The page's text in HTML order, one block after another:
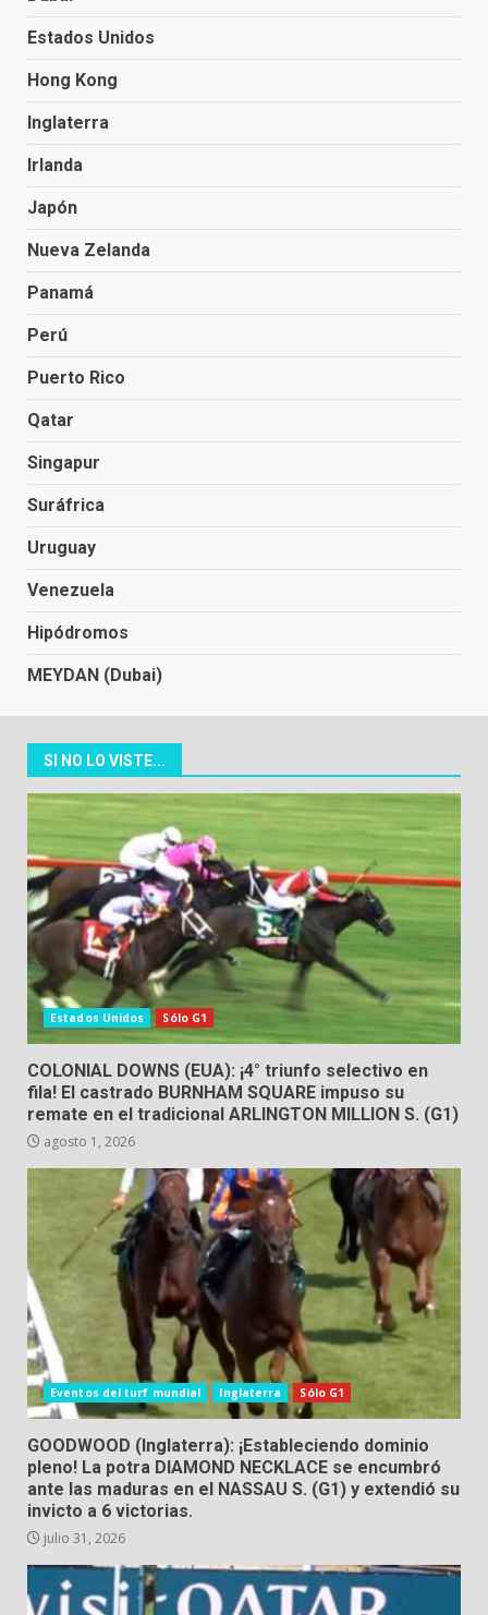
Estados Unidos
Hong Kong
Inglaterra
Irlanda
Japón
Nueva Zelanda
Panamá
Perú
Puerto Rico
Qatar
Singapur
Suráfrica
Uruguay
Venezuela
Hipódromos
MEYDAN (Dubai)
SI NO LO VISTE...
Estados Unidos Sólo G1
COLONIAL DOWNS (EUA): ¡4° triunfo selectivo en
fila! El castrado BURNHAM SQUARE impuso su
remate en el tradicional ARLINGTON MILLION S. (G1)
agosto 1, 2026
Eventos del turf mundial Inglaterra Sólo G1
GOODWOOD (Inglaterra): ¡Estableciendo dominio
pleno! La potra DIAMOND NECKLACE se encumbró
ante las maduras en el NASSAU S. (G1) y extendió su
invicto a 6 victorias.
julio 31, 2026